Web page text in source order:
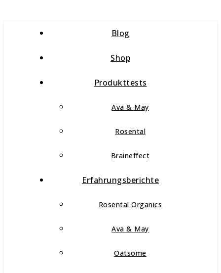
Blog
Shop
Produkttests
Ava & May
Rosental
Braineffect
Erfahrungsberichte
Rosental Organics
Ava & May
Oatsome